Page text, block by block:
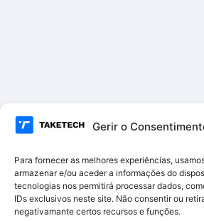
Gerir o
Para fornecer as melhores experiências,
armazenar e/ou aceder a informações do
tecnologias nos permitirá processar dados,
IDs exclusivos neste site. Não consentir ou
negativamante certos recursos e funções.